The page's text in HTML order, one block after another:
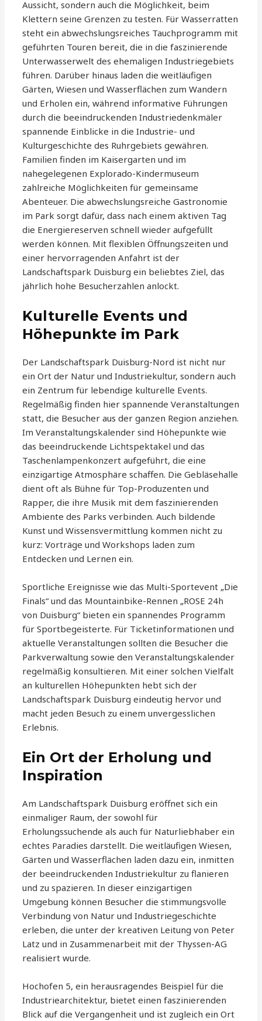
Aussicht, sondern auch die Möglichkeit, beim
Klettern seine Grenzen zu testen. Für Wasserratten
steht ein abwechslungsreiches Tauchprogramm mit
geführten Touren bereit, die in die faszinierende
Unterwasserwelt des ehemaligen Industriegebiets
führen. Darüber hinaus laden die weitläufigen
Gärten, Wiesen und Wasserflächen zum Wandern
und Erholen ein, während informative Führungen
durch die beeindruckenden Industriedenkmäler
spannende Einblicke in die Industrie- und
Kulturgeschichte des Ruhrgebiets gewähren.
Familien finden im Kaisergarten und im
nahegelegenen Explorado-Kindermuseum
zahlreiche Möglichkeiten für gemeinsame
Abenteuer. Die abwechslungsreiche Gastronomie
im Park sorgt dafür, dass nach einem aktiven Tag
die Energiereserven schnell wieder aufgefüllt
werden können. Mit flexiblen Öffnungszeiten und
einer hervorragenden Anfahrt ist der
Landschaftspark Duisburg ein beliebtes Ziel, das
jährlich hohe Besucherzahlen anlockt.
Kulturelle Events und
Höhepunkte im Park
Der Landschaftspark Duisburg-Nord ist nicht nur
ein Ort der Natur und Industriekultur, sondern auch
ein Zentrum für lebendige kulturelle Events.
Regelmäßig finden hier spannende Veranstaltungen
statt, die Besucher aus der ganzen Region anziehen.
Im Veranstaltungskalender sind Höhepunkte wie
das beeindruckende Lichtspektakel und das
Taschenlampenkonzert aufgeführt, die eine
einzigartige Atmosphäre schaffen. Die Gebläsehalle
dient oft als Bühne für Top-Produzenten und
Rapper, die ihre Musik mit dem faszinierenden
Ambiente des Parks verbinden. Auch bildende
Kunst und Wissensvermittlung kommen nicht zu
kurz: Vorträge und Workshops laden zum
Entdecken und Lernen ein.
Sportliche Ereignisse wie das Multi-Sportevent „Die
Finals“ und das Mountainbike-Rennen „ROSE 24h
von Duisburg“ bieten ein spannendes Programm
für Sportbegeisterte. Für Ticketinformationen und
aktuelle Veranstaltungen sollten die Besucher die
Parkverwaltung sowie den Veranstaltungskalender
regelmäßig konsultieren. Mit einer solchen Vielfalt
an kulturellen Höhepunkten hebt sich der
Landschaftspark Duisburg eindeutig hervor und
macht jeden Besuch zu einem unvergesslichen
Erlebnis.
Ein Ort der Erholung und
Inspiration
Am Landschaftspark Duisburg eröffnet sich ein
einmaliger Raum, der sowohl für
Erholungssuchende als auch für Naturliebhaber ein
echtes Paradies darstellt. Die weitläufigen Wiesen,
Gärten und Wasserflächen laden dazu ein, inmitten
der beeindruckenden Industriekultur zu flanieren
und zu spazieren. In dieser einzigartigen
Umgebung können Besucher die stimmungsvolle
Verbindung von Natur und Industriegeschichte
erleben, die unter der kreativen Leitung von Peter
Latz und in Zusammenarbeit mit der Thyssen-AG
realisiert wurde.
Hochofen 5, ein herausragendes Beispiel für die
Industriearchitektur, bietet einen faszinierenden
Blick auf die Vergangenheit und ist zugleich ein Ort